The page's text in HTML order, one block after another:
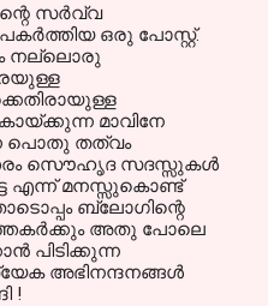
സര്‍വ്വ
ഒരു പോസ്റ്റ്.
നല്ലൊരു
മാവിനേ
പൊതു തത്വം
സൌഹൃദ സദസ്സുകള്‍
എന്ന് മനസ്സുകൊണ്ട്
ബ്ലോഗിന്റെ
അതു പോലെ
പിടിക്കുന്ന
അഭിനന്ദനങ്ങള്‍
!